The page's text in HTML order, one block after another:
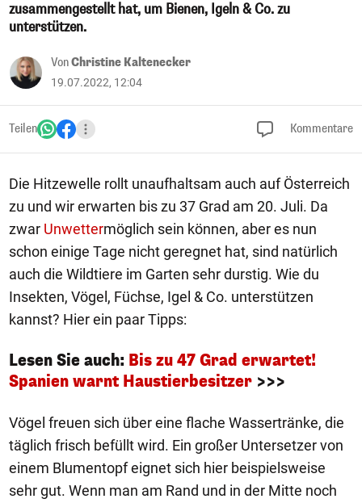
zusammengestellt hat, um Bienen, Igeln & Co. zu
unterstützen.
VonChristine Kaltenecker
19.07.2022, 12:04
Teilen Kommentare
Die Hitzewelle rollt unaufhaltsam auch auf Österreich
zu und wir erwarten bis zu 37 Grad am 20. Juli. Da
zwar Unwettermöglich sein können, aber es nun
schon einige Tage nicht geregnet hat, sind natürlich
auch die Wildtiere im Garten sehr durstig. Wie du
Insekten, Vögel, Füchse, Igel & Co. unterstützen
kannst? Hier ein paar Tipps:
Lesen Sie auch: Bis zu 47 Grad erwartet!
Spanien warnt Haustierbesitzer >>>
Vögel freuen sich über eine flache Wassertränke, die
täglich frisch befüllt wird. Ein großer Untersetzer von
einem Blumentopf eignet sich hier beispielsweise
sehr gut. Wenn man am Rand und in der Mitte noch